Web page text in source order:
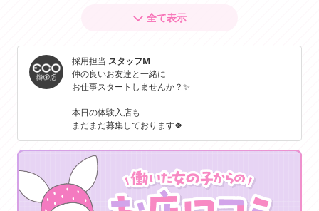
🍀〔タトゥー〕
🍀〔手術痕〕
🍀〔リストカット痕〕
／✨積極的に採用中！✨＼
全て表示
採用担当 スタッフM
仲の良いお友達と一緒に
お仕事スタートしませんか？✨
本日の体験入店も
まだまだ募集しております🍀